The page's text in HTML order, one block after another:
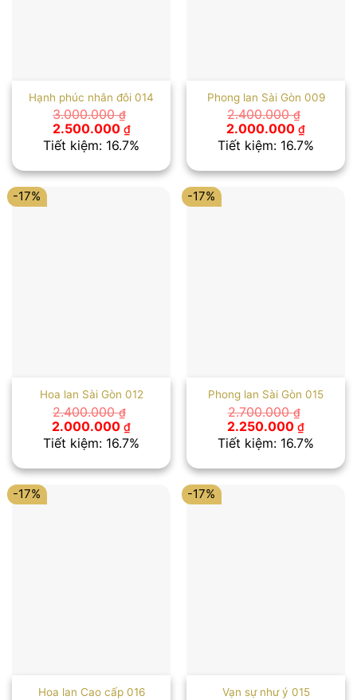
Hạnh phúc nhân đôi 014
3.000.000₫
Giá
gốc
là:
2.500.000 ₫Giá
hiện
tại
2.500.000 ₫.
Tiết kiệm: 16.7%
Phong lan Sài Gòn 009
2.400.000₫
Giá
gốc
là:
2.000.000 ₫Giá
hiện
tại
Tiết kiệm: 16.7%
-17%
Hoa lan Sài Gòn 012
2.400.000₫
Giá
gốc
là:
2.000.000 ₫Giá
hiện
tại
2.000.000 ₫.
Tiết kiệm: 16.7%
-17%
Phong lan Sài Gòn 015
2.700.000₫
Giá
gốc
là:
2.250.000 ₫Giá
hiện
tại
Tiết kiệm: 16.7%
-17%
Hoa lan Cao cấp 016
-17%
Vạn sự như ý 015